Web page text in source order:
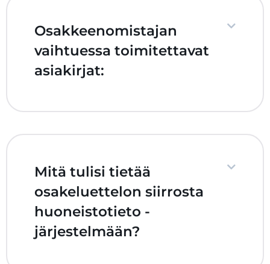
Osakkeenomistajan
vaihtuessa toimitettavat
asiakirjat:
Mitä tulisi tietää
osakeluettelon siirrosta
huoneistotieto -
järjestelmään?